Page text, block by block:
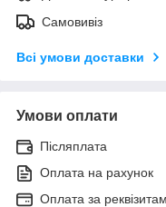
Самовивіз
Всі умови доставки
Умови оплати
Післяплата
Оплата на рахунок
Оплата за